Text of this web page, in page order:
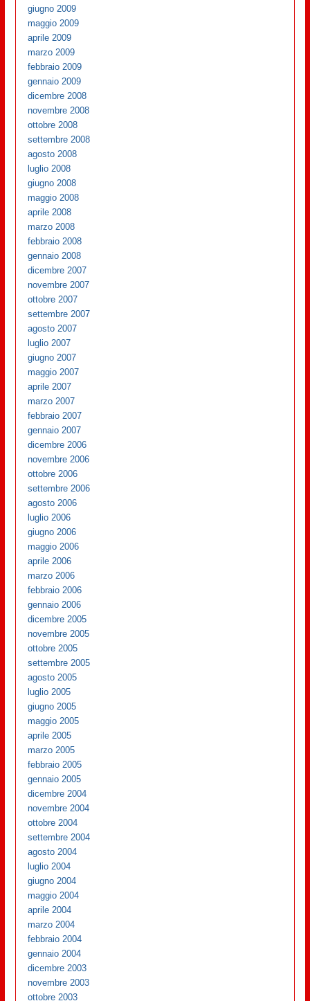
giugno 2009
maggio 2009
aprile 2009
marzo 2009
febbraio 2009
gennaio 2009
dicembre 2008
novembre 2008
ottobre 2008
settembre 2008
agosto 2008
luglio 2008
giugno 2008
maggio 2008
aprile 2008
marzo 2008
febbraio 2008
gennaio 2008
dicembre 2007
novembre 2007
ottobre 2007
settembre 2007
agosto 2007
luglio 2007
giugno 2007
maggio 2007
aprile 2007
marzo 2007
febbraio 2007
gennaio 2007
dicembre 2006
novembre 2006
ottobre 2006
settembre 2006
agosto 2006
luglio 2006
giugno 2006
maggio 2006
aprile 2006
marzo 2006
febbraio 2006
gennaio 2006
dicembre 2005
novembre 2005
ottobre 2005
settembre 2005
agosto 2005
luglio 2005
giugno 2005
maggio 2005
aprile 2005
marzo 2005
febbraio 2005
gennaio 2005
dicembre 2004
novembre 2004
ottobre 2004
settembre 2004
agosto 2004
luglio 2004
giugno 2004
maggio 2004
aprile 2004
marzo 2004
febbraio 2004
gennaio 2004
dicembre 2003
novembre 2003
ottobre 2003